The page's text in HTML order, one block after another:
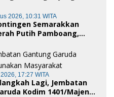
2026, 10:31 WITA
Semarakkan
Putih Pamboang,
Cinta Tanah Air
17:27 WITA
Lagi, Jembatan
Kodim 1401/Majene